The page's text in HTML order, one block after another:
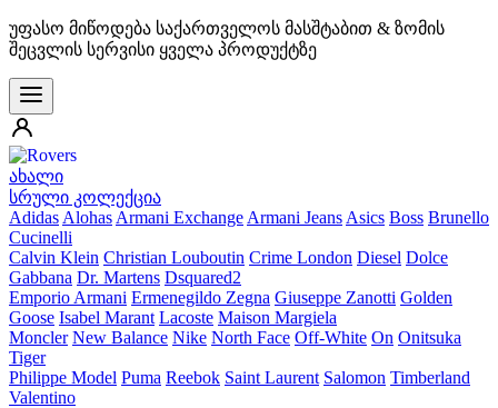
უფასო მიწოდება საქართველოს მასშტაბით & ზომის
შეცვლის სერვისი ყველა პროდუქტზე
ახალი
სრული კოლექცია
Adidas Alohas Armani Exchange Armani Jeans Asics Boss Brunello
Cucinelli
Calvin Klein Christian Louboutin Crime London Diesel Dolce
Gabbana Dr. Martens Dsquared2
Emporio Armani Ermenegildo Zegna Giuseppe Zanotti Golden
Goose Isabel Marant Lacoste Maison Margiela
Moncler New Balance Nike North Face Off-White On Onitsuka
Tiger
Philippe Model Puma Reebok Saint Laurent Salomon Timberland
Valentino